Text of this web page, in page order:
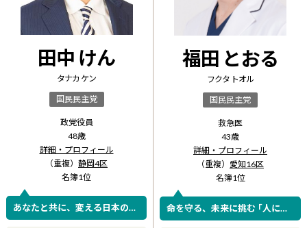
田中 けん
タナカ ケン
国民民主党
政党役員
48歳
詳細・プロフィール
（重複） 静岡4区
名簿1位
あなたと共に、変える日本の未
来
福田 とおる
フクタ トオル
国民民主党
救急医
43歳
詳細・プロフィール
（重複） 愛知16区
名簿1位
命を守る、未来に挑む ｢人に優
しい社会保障改革｣で、 現役世